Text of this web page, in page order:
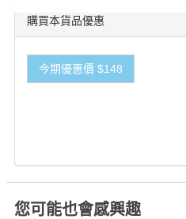
購買本貨品優惠
今期優惠價 $148
您可能也會感興趣